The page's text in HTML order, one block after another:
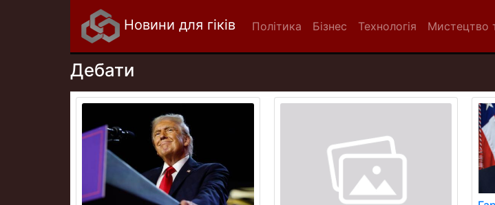
Новини для гіків Політика Бізнес Технологія Мистецтво
Дебати